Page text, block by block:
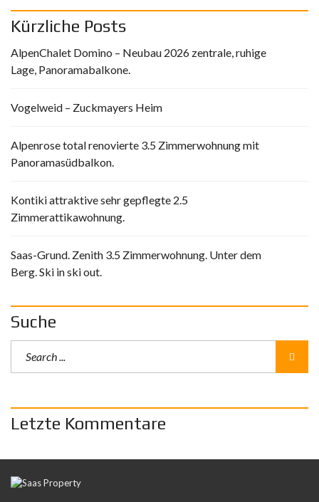
Kürzliche Posts
AlpenChalet Domino – Neubau 2026 zentrale, ruhige
Lage, Panoramabalkone.
Vogelweid – Zuckmayers Heim
Alpenrose total renovierte 3.5 Zimmerwohnung mit
Panoramasüdbalkon.
Kontiki attraktive sehr gepflegte 2.5
Zimmerattikawohnung.
Saas-Grund. Zenith 3.5 Zimmerwohnung. Unter dem
Berg. Ski in ski out.
Suche
Letzte Kommentare